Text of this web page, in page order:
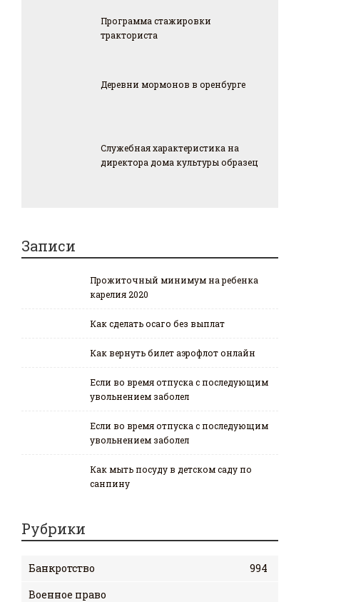
Программа стажировки
тракториста
Деревни мормонов в оренбурге
Служебная характеристика на
директора дома культуры образец
Записи
Прожиточный минимум на ребенка
карелия 2020
Как сделать осаго без выплат
Как вернуть билет аэрофлот онлайн
Если во время отпуска с последующим
увольнением заболел
Если во время отпуска с последующим
увольнением заболел
Как мыть посуду в детском саду по
санпину
Рубрики
Банкротство
994
Военное право